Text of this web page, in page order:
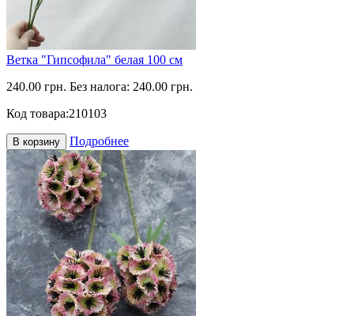
Ветка "Гипсофила" белая 100 см
240.00 грн. Без налога: 240.00 грн.
Код товара:210103
В корзину Подробнее